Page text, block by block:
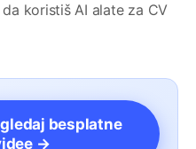
koristiš AI alate za CV
besplatne
→